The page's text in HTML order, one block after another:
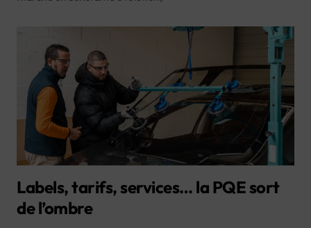
Labels, tarifs, services… la PQE sort
de l’ombre